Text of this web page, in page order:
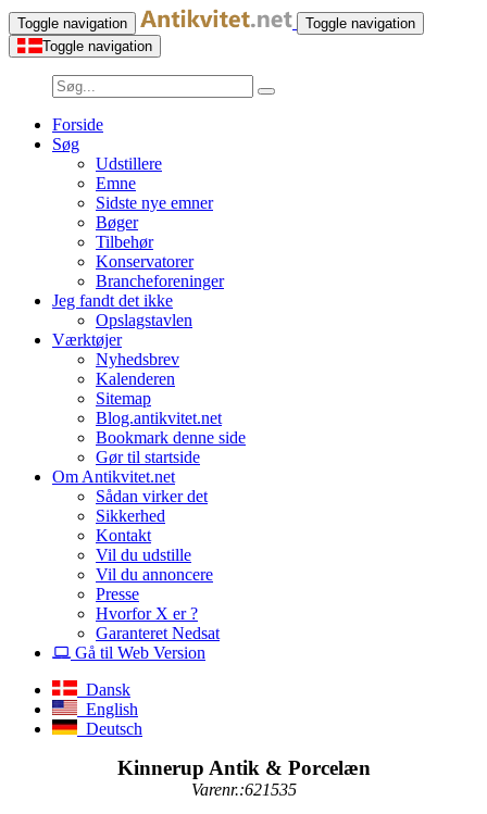
Toggle navigation
Toggle navigation
Toggle navigation
Forside
Søg
Udstillere
Emne
Sidste nye emner
Bøger
Tilbehør
Konservatorer
Brancheforeninger
Jeg fandt det ikke
Opslagstavlen
Værktøjer
Nyhedsbrev
Kalenderen
Sitemap
Blog.antikvitet.net
Bookmark denne side
Gør til startside
Om Antikvitet.net
Sådan virker det
Sikkerhed
Kontakt
Vil du udstille
Vil du annoncere
Presse
Hvorfor X er ?
Garanteret Nedsat
Gå til Web Version
Dansk
English
Deutsch
Kinnerup Antik & Porcelæn
Varenr.:621535